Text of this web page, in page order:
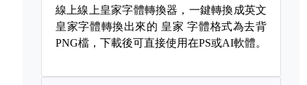
線上線上皇家字體轉換器，一鍵轉換成英文
皇家字體轉換出來的 皇家 字體格式為去背
PNG檔，下載後可直接使用在PS或AI軟體。